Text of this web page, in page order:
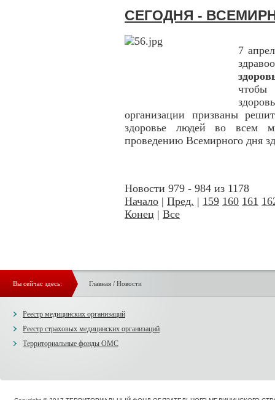
СЕГОДНЯ -
7
чтобы
организации призваны
здоровье людей во всем
проведению Всемирного дня
Новости 979 - 984 из 1178
Начало | Пред. | 159 160 161
Конец | Все
Вы сейчас здесь: Главная/ Новости
Реестр медицинских организаций
Реестр страховых медицинских организаций
Территориальные фонды ОМС